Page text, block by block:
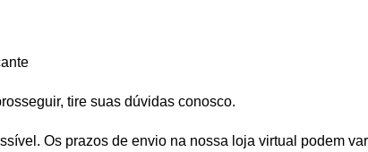
tire suas dúvidas conosco.
Os prazos de envio na nossa loja virtual podem